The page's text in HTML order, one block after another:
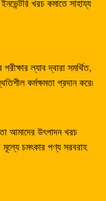
E345 এর জন্য
পাম্প
EC35
1107080
ল্যাব দ্বারা সমর্থিত,
কর্মক্ষমতা প্রদান করে৷
আমাদের উৎপাদন খরচ
মূল্যে চমৎকার পণ্য সরবরাহ